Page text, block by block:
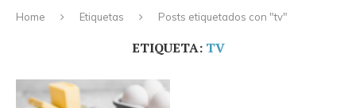
Home Etiquetas Posts etiquetados con "tv"
ETIQUETA: TV